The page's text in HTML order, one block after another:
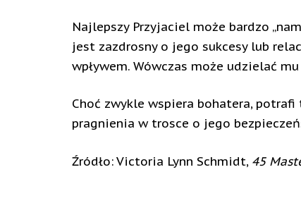
Najlepszy Przyjaciel może bardzo
jest zazdrosny o jego sukcesy lub
wpływem. Wówczas może udzielać mu
Choć zwykle wspiera bohatera,
pragnienia w trosce o jego
Źródło: Victoria Lynn Schmidt, 45